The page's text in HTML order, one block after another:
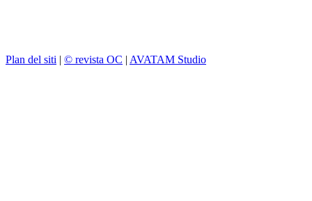
Plan del siti | © revista OC | AVATAM Studio